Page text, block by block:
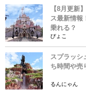
【8月更新
ス最新情報
乗れる？
ぴょこ
スプラッシ
ち時間や売
るんにゃん